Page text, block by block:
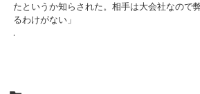
たというか知らされた。相手は大会社なので
るわけがない」